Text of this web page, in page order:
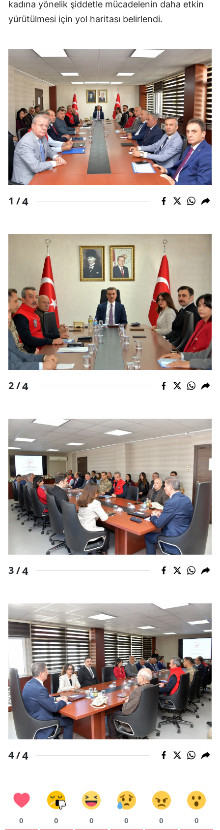
Samsun
Sinop
Sivas
Tekirdağ
Tokat
Trabzon
Tunceli
Zonguldak
Aksaray
Bayburt
Karaman
Kırıkkale
Batman
Ardahan
Iğdır
Karabük
Kilis
Osmaniye
kadına yönelik şiddetle mücadelenin daha etkin
yürütülmesi için yol haritası belirlendi.
1 /4
2 /4
3 /4
4 /4
0 0 0 0 0 0